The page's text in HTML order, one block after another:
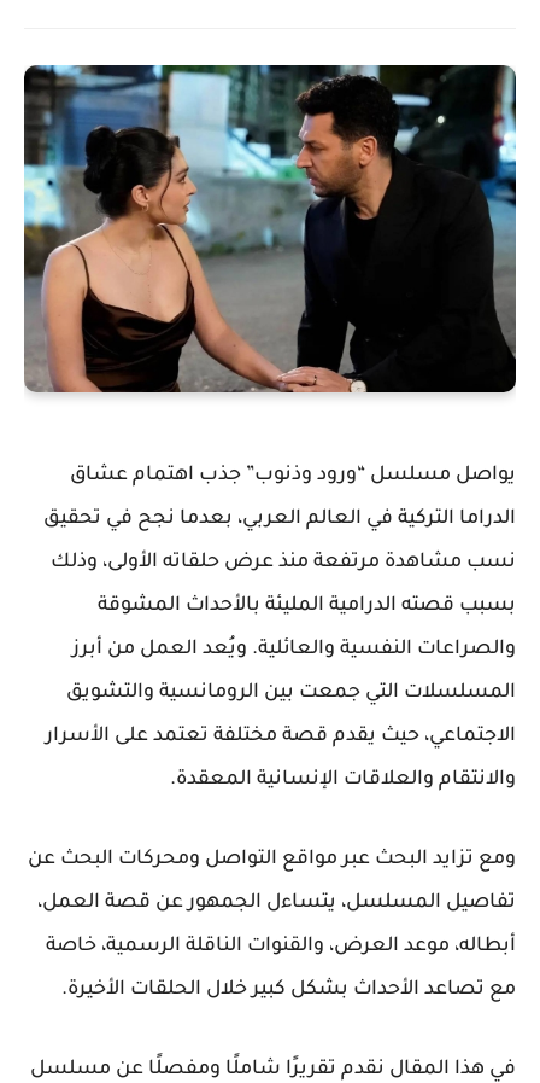
يواصل مسلسل “ورود وذنوب” جذب اهتمام عشاق
الدراما التركية في العالم العربي، بعدما نجح في تحقيق
نسب مشاهدة مرتفعة منذ عرض حلقاته الأولى، وذلك
بسبب قصته الدرامية المليئة بالأحداث المشوقة
والصراعات النفسية والعائلية. ويُعد العمل من أبرز
المسلسلات التي جمعت بين الرومانسية والتشويق
الاجتماعي، حيث يقدم قصة مختلفة تعتمد على الأسرار
والانتقام والعلاقات الإنسانية المعقدة.
ومع تزايد البحث عبر مواقع التواصل ومحركات البحث عن
تفاصيل المسلسل، يتساءل الجمهور عن قصة العمل،
أبطاله، موعد العرض، والقنوات الناقلة الرسمية، خاصة
مع تصاعد الأحداث بشكل كبير خلال الحلقات الأخيرة.
في هذا المقال نقدم تقريرًا شاملًا ومفصلًا عن مسلسل